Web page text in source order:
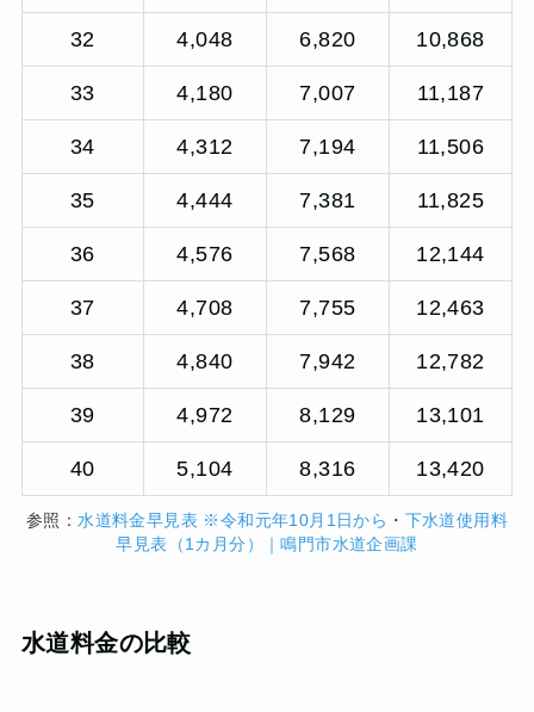
32 4,048 6,820 10,868
33 4,180 7,007 11,187
34 4,312 7,194 11,506
35 4,444 7,381 11,825
36 4,576 7,568 12,144
37 4,708 7,755 12,463
38 4,840 7,942 12,782
39 4,972 8,129 13,101
40 5,104 8,316 13,420
参照：水道料金早見表 ※令和元年10月1日から ・ 下水道使用料
早見表（1カ月分）｜鳴門市水道企画課
水道料金の比較